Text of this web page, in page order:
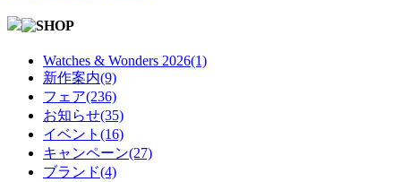
Watches & Wonders 2026(1)
新作案内(9)
フェア(236)
お知らせ(35)
イベント(16)
キャンペーン(27)
ブランド(4)